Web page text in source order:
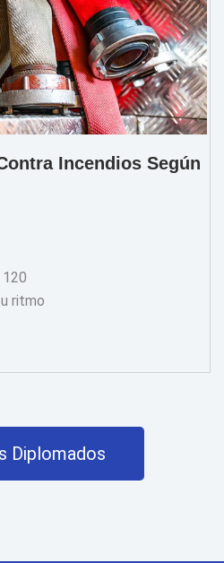
Incendios Según
ritmo
Diplomados